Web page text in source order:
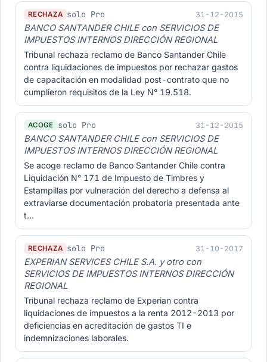
RECHAZA solo Pro 31-12-2015
BANCO SANTANDER CHILE con SERVICIOS DE
IMPUESTOS INTERNOS DIRECCIÓN REGIONAL
Tribunal rechaza reclamo de Banco Santander Chile
contra liquidaciones de impuestos por rechazar gastos
de capacitación en modalidad post-contrato que no
cumplieron requisitos de la Ley N° 19.518.
ACOGE solo Pro 31-12-2015
BANCO SANTANDER CHILE con SERVICIOS DE
IMPUESTOS INTERNOS DIRECCIÓN REGIONAL
Se acoge reclamo de Banco Santander Chile contra
Liquidación N° 171 de Impuesto de Timbres y
Estampillas por vulneración del derecho a defensa al
extraviarse documentación probatoria presentada ante
t…
RECHAZA solo Pro 31-10-2017
EXPERIAN SERVICES CHILE S.A. y otro con
SERVICIOS DE IMPUESTOS INTERNOS DIRECCIÓN
REGIONAL
Tribunal rechaza reclamo de Experian contra
liquidaciones de impuestos a la renta 2012-2013 por
deficiencias en acreditación de gastos TI e
indemnizaciones laborales.